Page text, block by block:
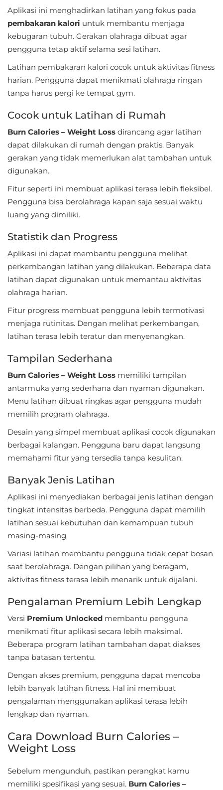
Food
&
Drink
Health
Home
Libraries
&
Demo
LifeStyle
Maps
&
Navigation
Music
Audio
Magazines
Parenting
Personalisasi
Personalization
Productivity
Shopping
Social
Sports
Tools
Travel
&
Local
Video
Players
&
Weather
Aplikasi ini menghadirkan latihan yang fokus pada
pembakaran kalori untuk membantu menjaga
kebugaran tubuh. Gerakan olahraga dibuat agar
pengguna tetap aktif selama sesi latihan.
Latihan pembakaran kalori cocok untuk aktivitas fitness
harian. Pengguna dapat menikmati olahraga ringan
tanpa harus pergi ke tempat gym.
Cocok untuk Latihan di Rumah
Burn Calories – Weight Loss dirancang agar latihan
dapat dilakukan di rumah dengan praktis. Banyak
gerakan yang tidak memerlukan alat tambahan untuk
digunakan.
Fitur seperti ini membuat aplikasi terasa lebih fleksibel.
Pengguna bisa berolahraga kapan saja sesuai waktu
luang yang dimiliki.
Statistik dan Progress
Aplikasi ini dapat membantu pengguna melihat
perkembangan latihan yang dilakukan. Beberapa data
latihan dapat digunakan untuk memantau aktivitas
olahraga harian.
Fitur progress membuat pengguna lebih termotivasi
menjaga rutinitas. Dengan melihat perkembangan,
latihan terasa lebih teratur dan menyenangkan.
Tampilan Sederhana
Burn Calories – Weight Loss memiliki tampilan
antarmuka yang sederhana dan nyaman digunakan.
Menu latihan dibuat ringkas agar pengguna mudah
memilih program olahraga.
Desain yang simpel membuat aplikasi cocok digunakan
berbagai kalangan. Pengguna baru dapat langsung
memahami fitur yang tersedia tanpa kesulitan.
Banyak Jenis Latihan
Aplikasi ini menyediakan berbagai jenis latihan dengan
tingkat intensitas berbeda. Pengguna dapat memilih
latihan sesuai kebutuhan dan kemampuan tubuh
masing-masing.
Variasi latihan membantu pengguna tidak cepat bosan
saat berolahraga. Dengan pilihan yang beragam,
aktivitas fitness terasa lebih menarik untuk dijalani.
Pengalaman Premium Lebih Lengkap
Versi Premium Unlocked membantu pengguna
menikmati fitur aplikasi secara lebih maksimal.
Beberapa program latihan tambahan dapat diakses
tanpa batasan tertentu.
Dengan akses premium, pengguna dapat mencoba
lebih banyak latihan fitness. Hal ini membuat
pengalaman menggunakan aplikasi terasa lebih
lengkap dan nyaman.
Cara Download Burn Calories –
Weight Loss
Sebelum mengunduh, pastikan perangkat kamu
memiliki spesifikasi yang sesuai. Burn Calories –